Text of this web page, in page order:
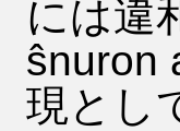
には違
ŝnuron
現とし